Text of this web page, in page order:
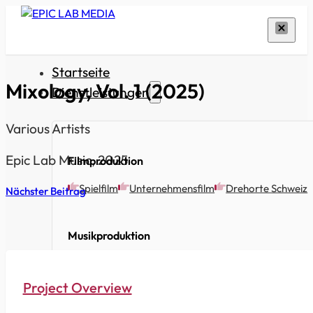
Startseite
Dienstleistungen
Filmproduktion
Spielfilm Unternehmensfilm Drehorte Schweiz
Musikproduktion
Mixology, Vol. 1 (2025)
Various Artists
Epic Lab Music, 2025
Nächster Beitrag
Project Overview